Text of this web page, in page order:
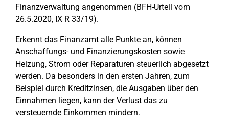
Finanzverwaltung angenommen (BFH-Urteil vom
26.5.2020, IX R 33/19).
Erkennt das Finanzamt alle Punkte an, können
Anschaffungs- und Finanzierungskosten sowie
Heizung, Strom oder Reparaturen steuerlich abgesetzt
werden. Da besonders in den ersten Jahren, zum
Beispiel durch Kreditzinsen, die Ausgaben über den
Einnahmen liegen, kann der Verlust das zu
versteuernde Einkommen mindern.